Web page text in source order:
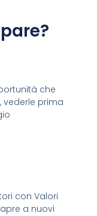
che
vederle prima
con Valori
a nuovi